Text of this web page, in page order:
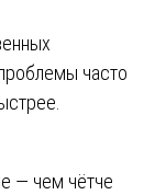
часто
— чем чётче